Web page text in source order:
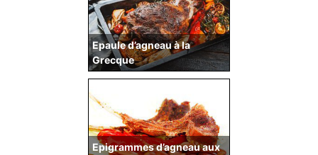
Epaule d’agneau à la
Grecque
Epigrammes d’agneau aux